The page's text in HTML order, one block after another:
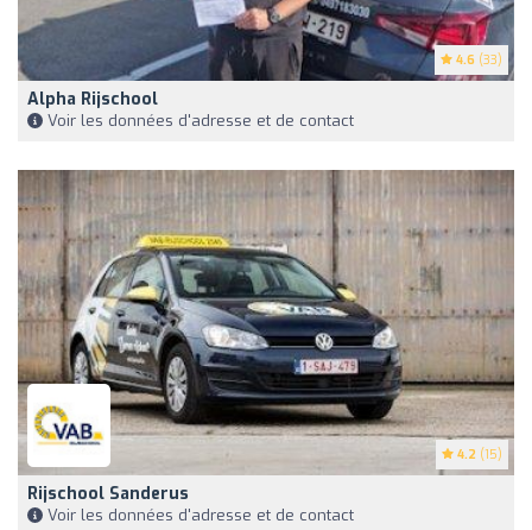
4.6 (33)
Alpha Rijschool
Voir les données d'adresse et de contact
4.2 (15)
Rijschool Sanderus
Voir les données d'adresse et de contact